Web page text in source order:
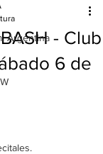
Argentina - Club
6 de